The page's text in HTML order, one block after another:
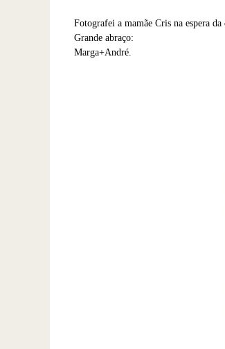
Fotografei a mamãe Cris na espera
Grande abraço:
Marga+André.